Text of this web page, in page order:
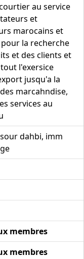
au service
et
marocains et
la recherche
et des clients et
l'exersice
jusqu'a la
marcahndise,
services au
dahbi, imm
membres
membres